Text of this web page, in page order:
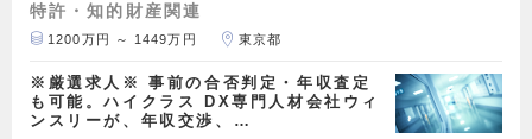
特許・知的財産関連
1200万円 ～ 1449万円 東京都
※厳選求人※ 事前の合否判定・年収査定
も可能。ハイクラス DX専門人材会社ウィ
ンスリーが、年収交渉、…